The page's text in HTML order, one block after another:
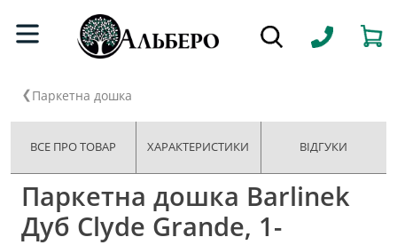
Паркетна дошка
ВСЕ ПРО ТОВАР ХАРАКТЕРИСТИКИ ВІДГУКИ
Паркетна дошка Barlinek
Дуб Clyde Grande, 1-